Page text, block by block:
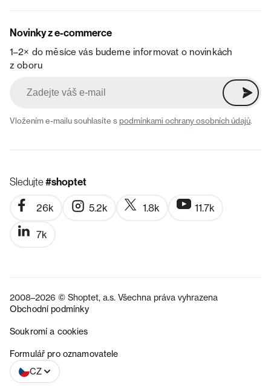
Novinky z e-commerce
1–2× do měsíce vás budeme informovat o novinkách
z oboru
Vložením e-mailu souhlasíte spodmínkami ochrany osobních údajů.
Sledujte#shoptet
26k 5.2k 1.8k 11.7k
7k
2008–2026 © Shoptet, a.s. Všechna práva vyhrazena
Obchodní podmínky
Soukromí a cookies
Formulář pro oznamovatele
CZ